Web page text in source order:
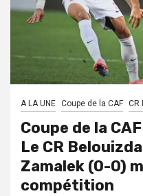
A LA UNE Coupe de la CAF CR
Coupe de la
Le CR
Zamalek (0-0)
compétition